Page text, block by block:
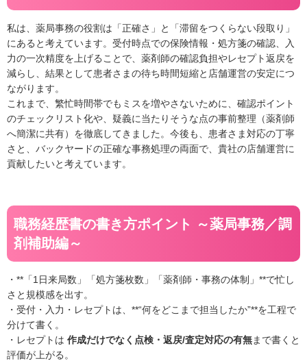
私は、薬局事務の役割は「正確さ」と「滞留をつくらない段取り」
にあると考えています。受付時点での保険情報・処方箋の確認、入
力の一次精度を上げることで、薬剤師の確認負担やレセプト返戻を
減らし、結果として患者さまの待ち時間短縮と店舗運営の安定につ
ながります。
これまで、繁忙時間帯でもミスを増やさないために、確認ポイント
のチェックリスト化や、疑義に当たりそうな点の事前整理（薬剤師
へ簡潔に共有）を徹底してきました。今後も、患者さま対応の丁寧
さと、バックヤードの正確な事務処理の両面で、貴社の店舗運営に
貢献したいと考えています。
職務経歴書の書き方ポイント ～薬局事務／調
剤補助編～
・**「1日来局数」「処方箋枚数」「薬剤師・事務の体制」**で忙し
さと規模感を出す。
・受付・入力・レセプトは、**“何をどこまで担当したか”**を工程で
分けて書く。
・レセプトは 作成だけでなく点検・返戻/査定対応の有無まで書くと
評価が上がる。